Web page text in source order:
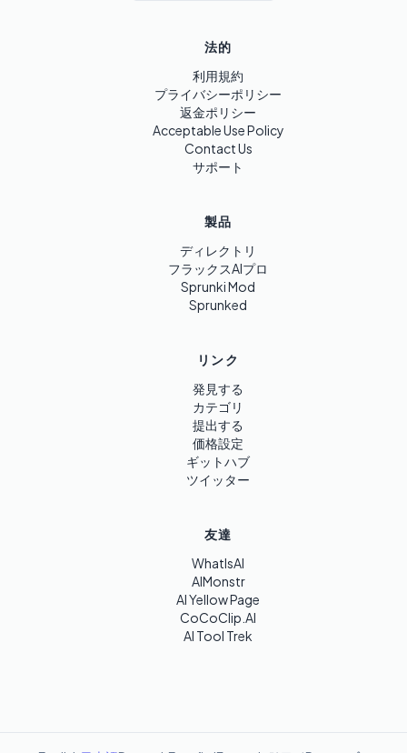
法的
利用規約
プライバシーポリシー
返金ポリシー
Acceptable Use Policy
Contact Us
サポート
製品
ディレクトリ
フラックスAIプロ
Sprunki Mod
Sprunked
リンク
発見する
カテゴリ
提出する
価格設定
ギットハブ
ツイッター
友達
WhatIsAI
AIMonstr
AI Yellow Page
CoCoClip.AI
AI Tool Trek